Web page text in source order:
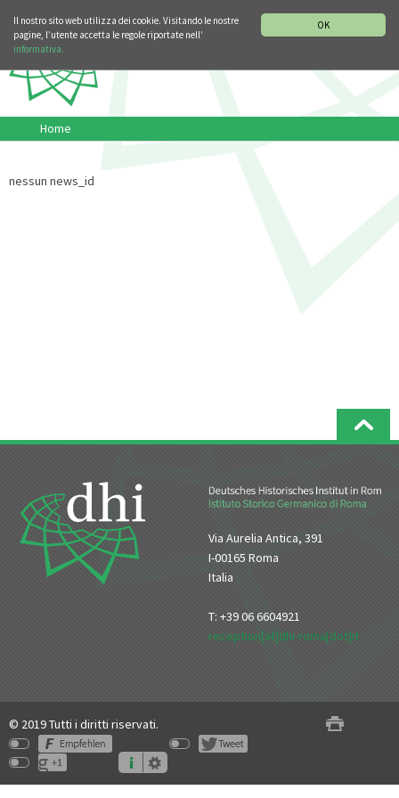
OK
Il nostro sito web utilizza dei cookie. Visitando le nostre
pagine, l’utente accetta le regole riportate nell’
informativa.
Home
nessun news_id
Via Aurelia Antica, 391
I-00165 Roma
Italia
T: +39 06 6604921
reception[at]dhi-roma[dot]it
© 2019 Tutti i diritti riservati.